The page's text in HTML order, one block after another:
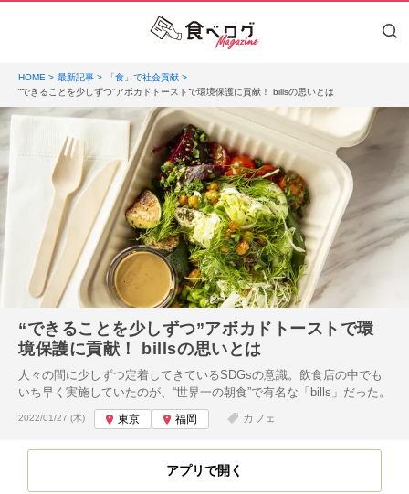
HOME 最新記事
「食」で社会貢献
“できることを少しずつ”アボカドトーストで環境保護に貢献！ billsの思いとは
“できることを少しずつ”アボカドトーストで環
境保護に貢献！ billsの思いとは
人々の間に少しずつ定着してきているSDGsの意識。飲食店の中でも
いち早く実施していたのが、“世界一の朝食”で有名な「bills」だった。
投稿日:
2022/01/27 (木) 東京 福岡 カフェ
アプリで開く